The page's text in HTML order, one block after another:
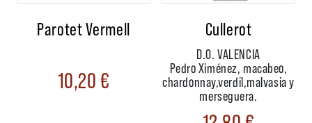
Parotet Vermell
10,20€
Cullerot
D.O. VALENCIA
Pedro Ximénez, macabeo,
chardonnay,verdil,malvasia y
merseguera.